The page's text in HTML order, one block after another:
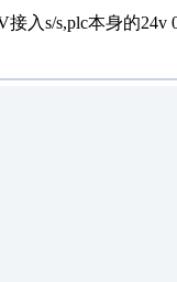
入s/s,plc本身的24v